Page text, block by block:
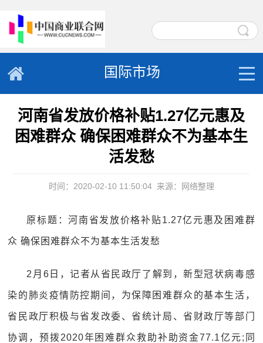
国际市场
河南省发放价格补贴1.27亿元惠及
困难群众 确保困难群众不为基本生
活发愁
时间：2020-02-10 11:50:04 来源：网络整理
原标题：河南省发放价格补贴1.27亿元惠及困难群
众 确保困难群众不为基本生活发愁
2月6日，记者从省民政厅了解到，新型冠状病毒感
染的肺炎疫情防控期间，为保障困难群众的基本生活，
省民政厅积极与省发改委、省统计局、省财政厅等部门
协调，预拨2020年困难群众救助补助资金77.1亿元;同